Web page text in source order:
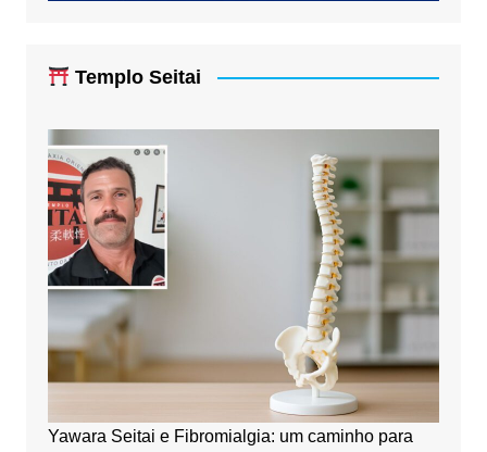
Templo Seitai
Yawara Seitai e Fibromialgia: um caminho para